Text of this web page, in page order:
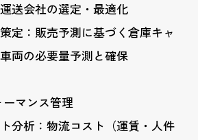
送会社の選定・最適化
定：販売予測に基づく倉庫キャ
両の必要量予測と確保
マンス管理
分析：物流コスト（運賃・人件